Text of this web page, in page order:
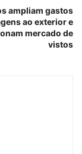
ampliam gastos
ao exterior e
mercado de
vistos